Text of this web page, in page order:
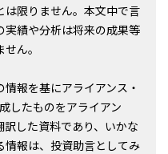
は限りません。本文中で言
実績や分析は将来の成果等
ん。
報を基にアライアンス・
したものをアライアン
した資料であり、いかな
情報は、投資助言としてみ